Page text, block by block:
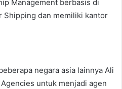
Management berbasis di
Shipping dan memiliki kantor
negara asia lainnya Ali
untuk menjadi agen